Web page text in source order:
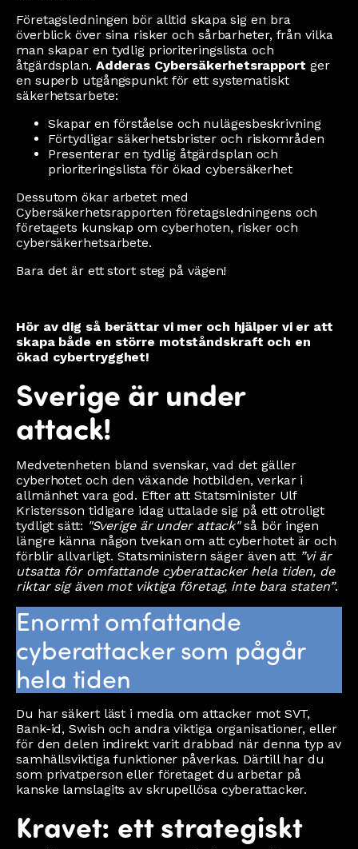
Företagsledningen bör alltid skapa sig en bra
överblick över sina risker och sårbarheter, från vilka
man skapar en tydlig prioriteringslista och
åtgärdsplan. Adderas Cybersäkerhetsrapport ger
en superb utgångspunkt för ett systematiskt
säkerhetsarbete:
Skapar en förståelse och nulägesbeskrivning
Förtydligar säkerhetsbrister och riskområden
Presenterar en tydlig åtgärdsplan och
prioriteringslista för ökad cybersäkerhet
Dessutom ökar arbetet med
Cybersäkerhetsrapporten företagsledningens och
företagets kunskap om cyberhoten, risker och
cybersäkerhetsarbete.
Bara det är ett stort steg på vägen!
Hör av dig så berättar vi mer och hjälper vi er att
skapa både en större motståndskraft och en
ökad cybertrygghet!
Sverige är under
attack!
Medvetenheten bland svenskar, vad det gäller
cyberhotet och den växande hotbilden, verkar i
allmänhet vara god. Efter att Statsminister Ulf
Kristersson tidigare idag uttalade sig på ett otroligt
tydligt sätt: "Sverige är under attack"så bör ingen
längre känna någon tvekan om att cyberhotet är och
förblir allvarligt. Statsministern säger även att ”vi är
utsatta för omfattande cyberattacker hela tiden, de
riktar sig även mot viktiga företag, inte bara staten”.
Enormt omfattande
cyberattacker som pågår
hela tiden
Du har säkert läst i media om attacker mot SVT,
Bank-id, Swish och andra viktiga organisationer, eller
för den delen indirekt varit drabbad när denna typ av
samhällsviktiga funktioner påverkas. Därtill har du
som privatperson eller företaget du arbetar på
kanske lamslagits av skrupellösa cyberattacker.
Kravet: ett strategiskt